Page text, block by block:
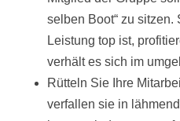
selben Boot“ zu sitzen.
Leistung top ist,
verhält es sich im
Rütteln Sie Ihre
verfallen sie in